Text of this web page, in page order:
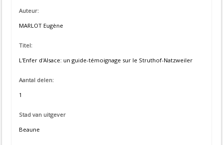
Auteur:
MARLOT Eugène
Titel:
L'Enfer d'Alsace: un guide-témoignage sur le Struthof-Natzweiler
Aantal delen:
1
Stad van uitgever
Beaune